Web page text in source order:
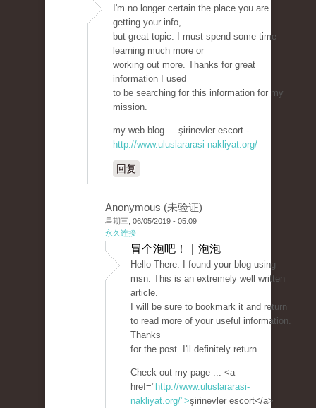
I'm no longer certain the place you are
getting your info,
but great topic. I must spend some time
learning much more or
working out more. Thanks for great
information I used
to be searching for this information for my
mission.
my web blog ... şirinevler escort -
http://www.uluslararasi-nakliyat.org/
回复
Anonymous (未验证)
星期三, 06/05/2019 - 05:09
永久连接
冒个泡吧！ | 泡泡
Hello There. I found your blog using
msn. This is an extremely well written
article.
I will be sure to bookmark it and return
to read more of your useful information.
Thanks
for the post. I'll definitely return.
Check out my page ... <a
href=" http://www.uluslararasi-
nakliyat.org/">şirinevler escort</a>